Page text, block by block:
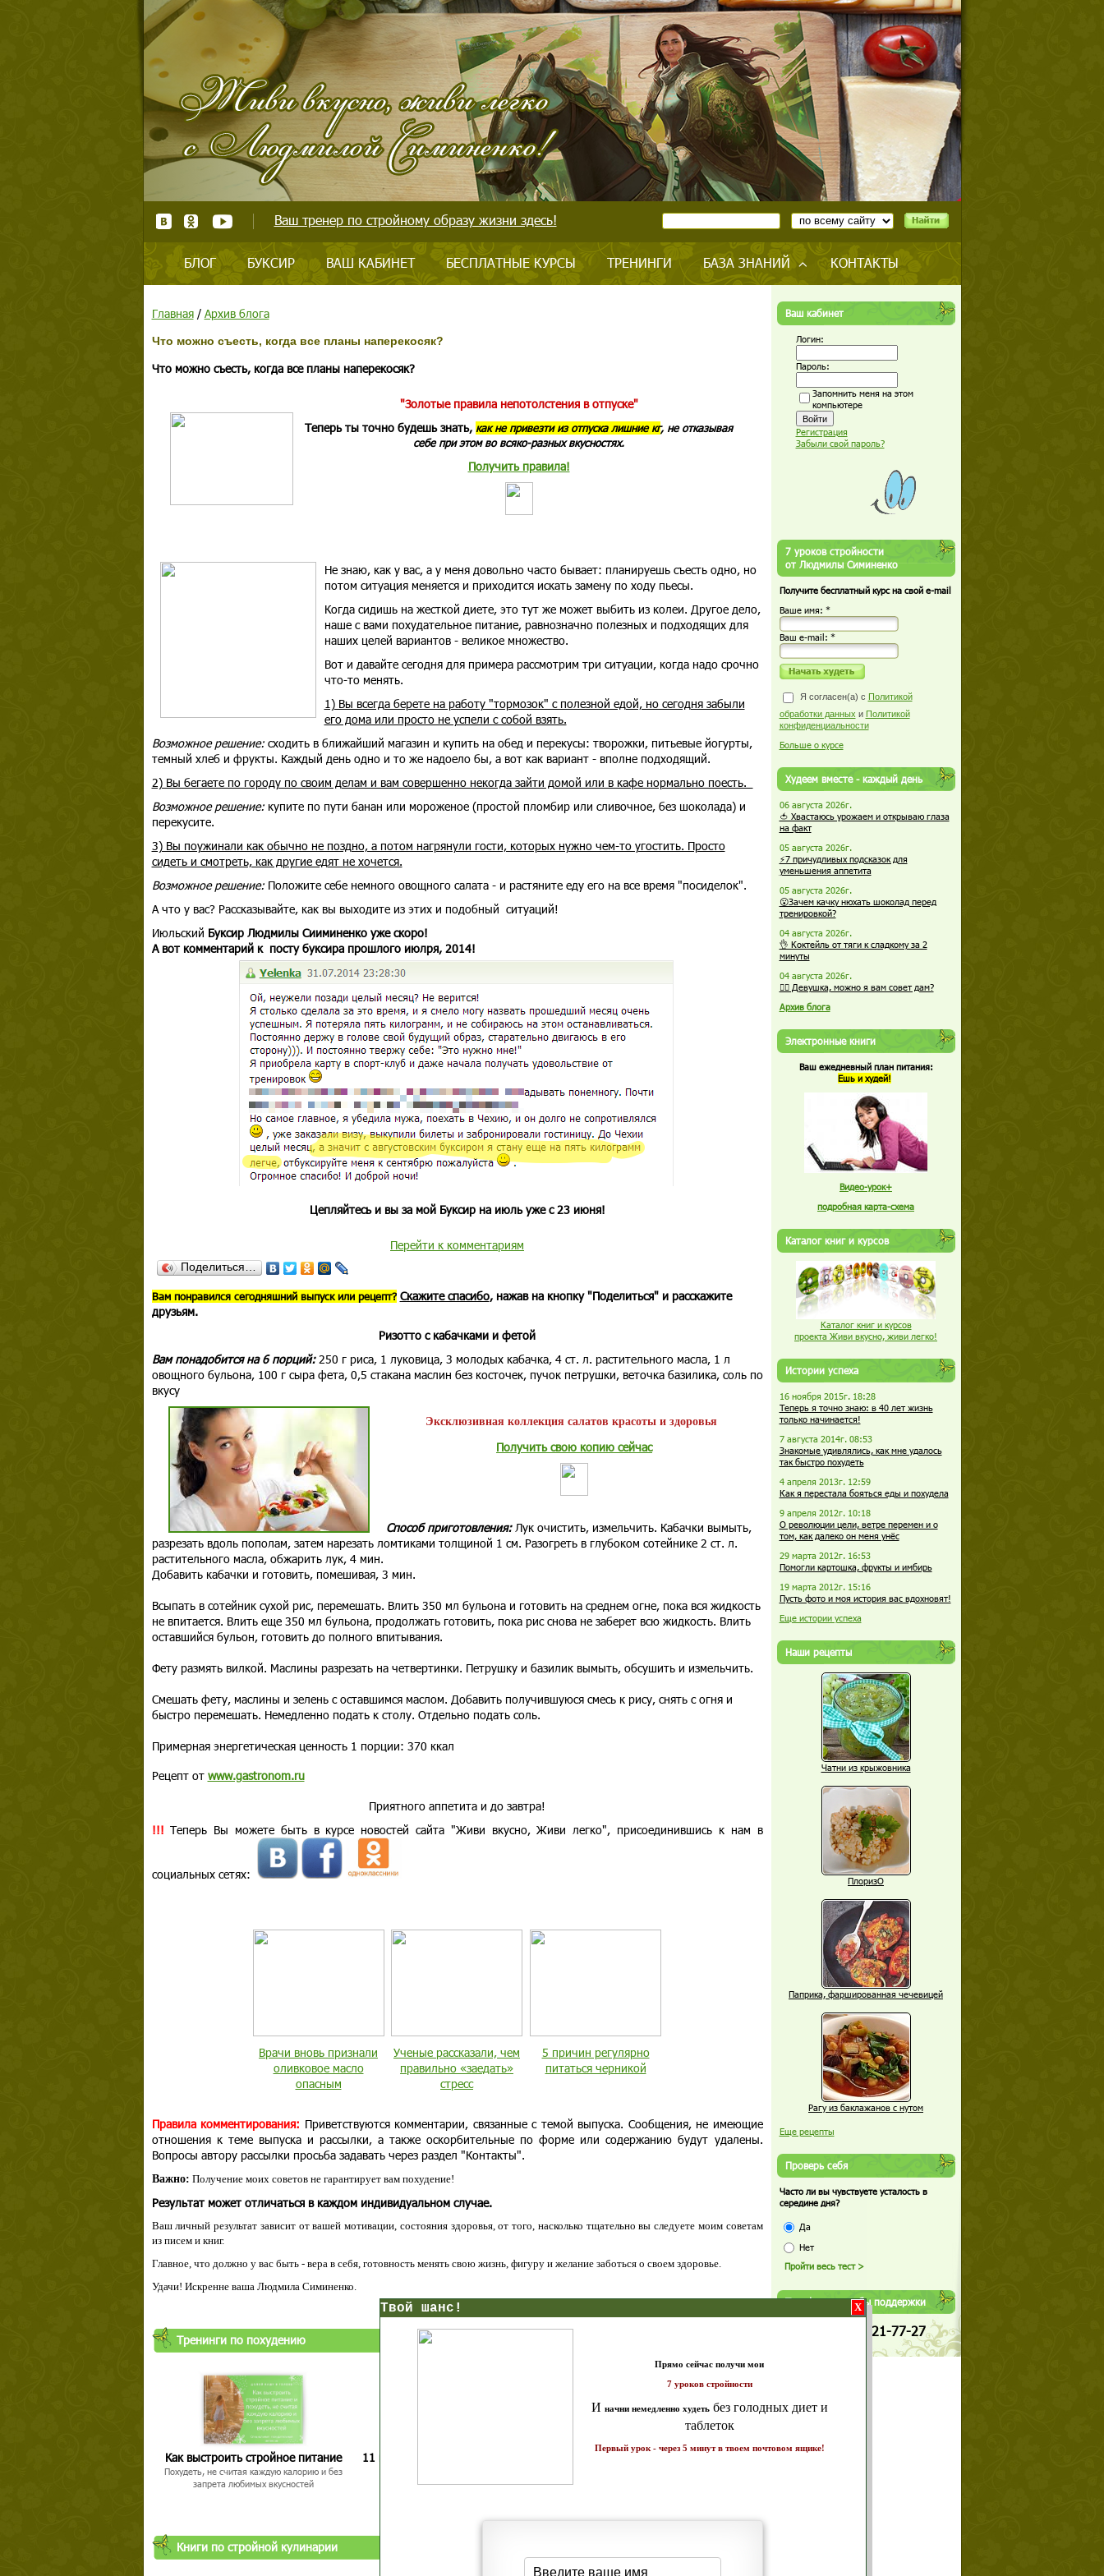
Ваш тренер по стройному образу жизни здесь!
БЛОГ БУКСИР ВАШ КАБИНЕТ БЕСПЛАТНЫЕ КУРСЫ ТРЕНИНГИ БАЗА ЗНАНИЙ КОНТАКТЫ
Главная/ Архив блога
Что можно съесть, когда все планы наперекосяк?
Что можно съесть, когда все планы наперекосяк?
"Золотые правила непотолстения в отпуске"
Теперь ты точно будешь знать, как не привезти из отпуска лишние кг, не отказывая
себе при этом во всяко-разных вкусностях.
Получить правила!
Не знаю, как у вас, а у меня довольно часто бывает: планируешь съесть одно, но
потом ситуация меняется и приходится искать замену по ходу пьесы.
Когда сидишь на жесткой диете, это тут же может выбить из колеи. Другое дело,
наше с вами похудательное питание, равнозначно полезных и подходящих для
наших целей вариантов - великое множество.
Вот и давайте сегодня для примера рассмотрим три ситуации, когда надо срочно
что-то менять.
1) Вы всегда берете на работу "тормозок" с полезной едой, но сегодня забыли
его дома или просто не успели с собой взять.
Возможное решение:сходить в ближайший магазин и купить на обед и перекусы: творожки, питьевые йогурты,
темный хлеб и фрукты. Каждый день одно и то же надоело бы, а вот как вариант - вполне подходящий.
2) Вы бегаете по городу по своим делам и вам совершенно некогда зайти домой или в кафе нормально поесть.
Возможное решение:купите по пути банан или мороженое (простой пломбир или сливочное, без шоколада) и
перекусите.
3) Вы поужинали как обычно не поздно, а потом нагрянули гости, которых нужно чем-то угостить. Просто
сидеть и смотреть, как другие едят не хочется.
Возможное решение:Положите себе немного овощного салата - и растяните еду его на все время "посиделок".
А что у вас? Рассказывайте, как вы выходите из этих и подобный ситуаций!
Июльский Буксир Людмилы Сииминенко уже скоро!
А вот комментарий к посту буксира прошлого июлря, 2014!
Цепляйтесь и вы за мой Буксир на июль уже с 23 июня!
Перейти к комментариям
Поделиться…
Вам понравился сегодняшний выпуск или рецепт? Скажите спасибо, нажав на кнопку "Поделиться" и расскажите
друзьям.
Ризотто с кабачками и фетой
Вам понадобится на 6 порций:250 г риса, 1 луковица, 3 молодых кабачка, 4 ст. л. растительного масла, 1 л
овощного бульона, 100 г сыра фета, 0,5 стакана маслин без косточек, пучок петрушки, веточка базилика, соль по
вкусу
Эксклюзивная коллекция салатов красоты и здоровья
Получить свою копию сейчас
Способ приготовления:Лук очистить, измельчить. Кабачки вымыть,
разрезать вдоль пополам, затем нарезать ломтиками толщиной 1 см. Разогреть в глубоком сотейнике 2 ст. л.
растительного масла, обжарить лук, 4 мин.
Добавить кабачки и готовить, помешивая, 3 мин.
Всыпать в сотейник сухой рис, перемешать. Влить 350 мл бульона и готовить на среднем огне, пока вся жидкость
не впитается. Влить еще 350 мл бульона, продолжать готовить, пока рис снова не заберет всю жидкость. Влить
оставшийся бульон, готовить до полного впитывания.
Фету размять вилкой. Маслины разрезать на четвертинки. Петрушку и базилик вымыть, обсушить и измельчить.
Смешать фету, маслины и зелень с оставшимся маслом. Добавить получившуюся смесь к рису, снять с огня и
быстро перемешать. Немедленно подать к столу. Отдельно подать соль.
Примерная энергетическая ценность 1 порции: 370 ккал
Рецепт от www.gastronom.ru
Приятного аппетита и до завтра!
!!! Теперь Вы можете быть в курсе новостей сайта "Живи вкусно, Живи легко", присоединившись к нам в
социальных сетях:
Врачи вновь признали
оливковое масло
опасным
Ученые рассказали, чем
правильно «заедать»
стресс
5 причин регулярно
питаться черникой
Правила комментирования: Приветствуются комментарии, связанные с темой выпуска. Сообщения, не имеющие
отношения к теме выпуска и рассылки, а также оскорбительные по форме или содержанию будут удалены.
Вопросы автору рассылки просьба задавать через раздел "Контакты".
Важно: Получение моих советов не гарантирует вам похудение!
Результат может отличаться в каждом индивидуальном случае.
Ваш личный результат зависит от вашей мотивации, состояния здоровья, от того, насколько тщательно вы следуете моим советам
из писем и книг.
Главное, что должно у вас быть - вера в себя, готовность менять свою жизнь, фигуру и желание заботься о своем здоровье.
Удачи! Искренне ваша Людмила Симиненко.
Тренинги по похудению
Как выстроить стройное питание
Похудеть, не считая каждую калорию и без
запрета любимых вкусностей
11 каратов стройности для занятых
Простая система похудения
Как запустить жиросжигание за 7
Книги по стройной кулинарии
Ваш кабинет
Логин:
Пароль:
Запомнить меня на этом
компьютере
Регистрация
Забыли свой пароль?
7 уроков стройности
от Людмилы Симиненко
Получите бесплатный курс на свой e-mail
Ваше имя: *
Ваш е-mail: *
Я согласен(а) с Политикой
обработки данных и Политикой
конфиденциальности
Больше о курсе
Худеем вместе - каждый день
06 августа 2026г.
🍅 Хвастаюсь урожаем и открываю глаза
на факт
05 августа 2026г.
⚡7 причудливых подсказок для
уменьшения аппетита
05 августа 2026г.
😮Зачем качку нюхать шоколад перед
тренировкой?
04 августа 2026г.
👌 Коктейль от тяги к сладкому за 2
минуты
04 августа 2026г.
🏋️‍♀️ Девушка, можно я вам совет дам?
Архив блога
Электронные книги
Ваш ежедневный план питания:
Ешь и худей!
Видео-урок+
подробная карта-схема
Каталог книг и курсов
Каталог книг и курсов
проекта Живи вкусно, живи легко!
Истории успеха
16 ноября 2015г. 18:28
Теперь я точно знаю: в 40 лет жизнь
только начинается!
7 августа 2014г. 08:53
Знакомые удивлялись, как мне удалось
так быстро похудеть
4 апреля 2013г. 12:59
Как я перестала бояться еды и похудела
9 апреля 2012г. 10:18
О революции цели, ветре перемен и о
том, как далеко он меня унёс
29 марта 2012г. 16:53
Помогли картошка, фрукты и имбирь
19 марта 2012г. 15:16
Пусть фото и моя история вас вдохновят!
Еще истории успеха
Наши рецепты
Чатни из крыжовника
ПлоризО
Паприка, фаршированная чечевицей
Рагу из баклажанов с нутом
Еще рецепты
Проверь себя
Часто ли вы чувствуете усталость в
середине дня?
Да
Нет
Телефоны службы поддержки
+7 (909) 421-77-27
Твой шанс!
Прямо сейчас получи мои
7 уроков стройности
начни немедленно худетьбез голодных диет и
Первый урок - через 5 минут в твоем почтовом ящике!